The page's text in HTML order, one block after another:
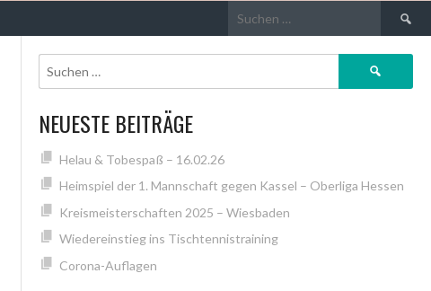
Suchen
nach:
Suchen
NEUESTE BEITRÄGE
Helau & Tobespaß – 16.02.26
Heimspiel der 1. Mannschaft gegen Kassel – Oberliga Hessen
Kreismeisterschaften 2025 – Wiesbaden
Wiedereinstieg ins Tischtennistraining
Corona-Auflagen